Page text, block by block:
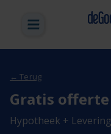
← Terug
Gratis
Hypotheek +